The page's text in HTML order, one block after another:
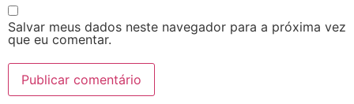
Salvar meus dados neste navegador para a próxima vez
que eu comentar.